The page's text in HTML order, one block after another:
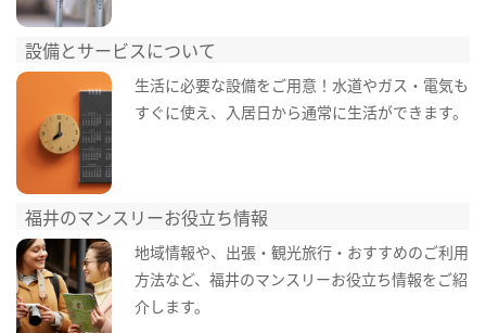
設備とサービスについて
生活に必要な設備をご用意！水道やガス・電気も
すぐに使え、入居日から通常に生活ができます。
福井のマンスリーお役立ち情報
地域情報や、出張・観光旅行・おすすめのご利用
方法など、福井のマンスリーお役立ち情報をご紹
介します。